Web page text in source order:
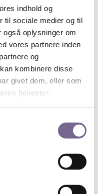
indhold og
til sociale medier og til
oplysninger om
vores partnere inden
og
kombinere disse
givet dem, eller som
tjenester.
musiker og producer
Rasted, Foto: Privat
noget på hjertet
sine visioner til
for medlemmer af